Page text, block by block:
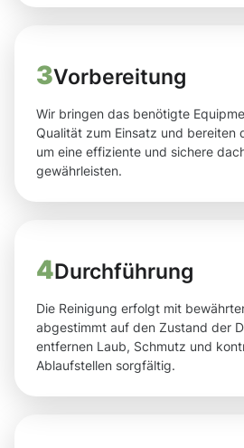
3Vorbereitung
Wir bringen das benötigte
Qualität zum Einsatz und bereiten
um eine effiziente und sichere
gewährleisten.
4Durchführung
Die Reinigung erfolgt mit
abgestimmt auf den Zustand der
entfernen Laub, Schmutz und
Ablaufstellen sorgfältig.